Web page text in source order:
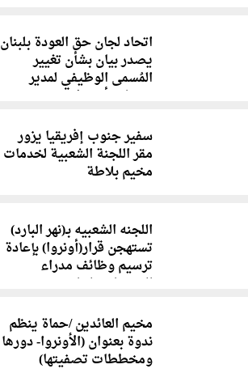
اتحاد لجان حق العودة بلبنان
يصدر بيان بشأن تغيير
المُسمى الوظيفي لمدير
خدمات(أونروا)
سفير جنوب إفريقيا يزور
مقر اللجنة الشعبية لخدمات
مخيم بلاطة
اللجنه الشعبيه بـ(نهر البارد)
تستهجن قرار(أونروا) بإعادة
ترسيم وظائف مدراء
للمخيمات بلبنان
مخيم العائدين /حماة ينظم
ندوة بعنوان (الأونروا- دورها
ومخططات تصفيتها)